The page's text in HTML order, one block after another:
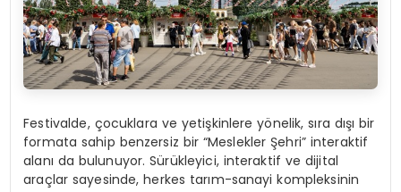
Festivalde, çocuklara ve yetişkinlere yönelik, sıra dışı bir
formata sahip benzersiz bir “Meslekler Şehri” interaktif
alanı da bulunuyor. Sürükleyici, interaktif ve dijital
araçlar sayesinde, herkes tarım-sanayi kompleksinin